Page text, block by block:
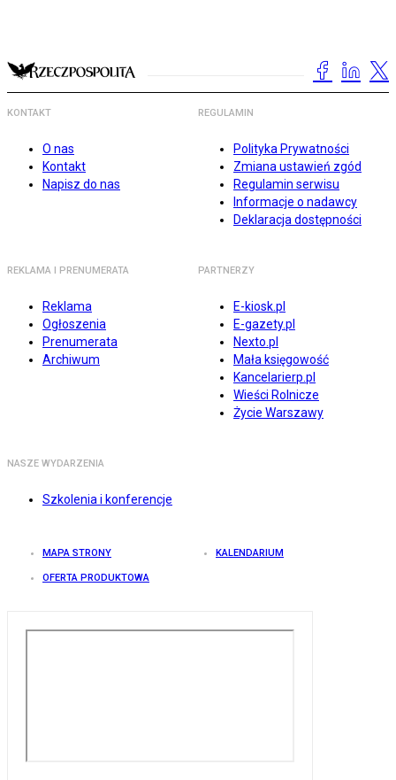
KONTAKT
O nas
Kontakt
Napisz do nas
REGULAMIN
Polityka Prywatności
Zmiana ustawień zgód
Regulamin serwisu
Informacje o nadawcy
Deklaracja dostępności
REKLAMA I PRENUMERATA
Reklama
Ogłoszenia
Prenumerata
Archiwum
PARTNERZY
E-kiosk.pl
E-gazety.pl
Nexto.pl
Mała księgowość
Kancelarierp.pl
Wieści Rolnicze
Życie Warszawy
NASZE WYDARZENIA
Szkolenia i konferencje
MAPA STRONY KALENDARIUM
OFERTA PRODUKTOWA